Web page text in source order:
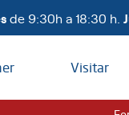
de 9:30h a 18:30 h.
Visitar